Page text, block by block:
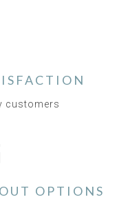
customers
OPTIONS